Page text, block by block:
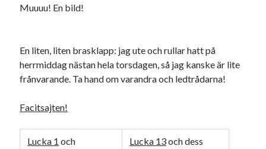
Swish: 070-8885542
Muuuu! En bild!
En liten, liten brasklapp: jag ute och rullar hatt på
herrmiddag nästan hela torsdagen, så jag kanske är lite
frånvarande. Ta hand om varandra och ledtrådarna!
Facitsajten!
Lucka 1 och
Lucka 13och dess